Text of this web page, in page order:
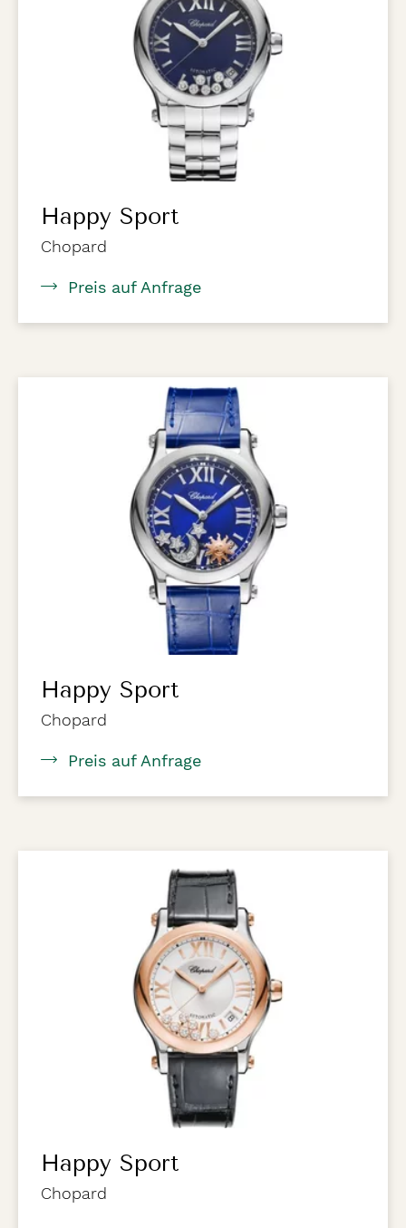
Happy Sport
Chopard
Preis auf Anfrage
Happy Sport
Chopard
Preis auf Anfrage
Happy Sport
Chopard